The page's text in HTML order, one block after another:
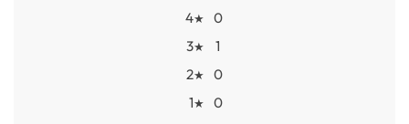
4★
0
3★
1
2★
0
1★ 0